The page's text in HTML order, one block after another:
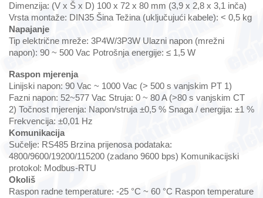
Dimenzija: (V x Š x D) 100 x 72 x 80 mm (3,9 x 2,8 x 3,1 inča)
Vrsta montaže: DIN35 Šina Težina (uključujući kabele): < 0,5 kg
Napajanje
Tip električne mreže: 3P4W/3P3W Ulazni napon (mrežni
napon): 90 ~ 500 Vac Potrošnja energije: ≤ 1,5 W
Raspon mjerenja
Linijski napon: 90 Vac ~ 1000 Vac (> 500 s vanjskim PT 1)
Fazni napon: 52~577 Vac Struja: 0 ~ 80 A (>80 s vanjskim CT
2) Točnost mjerenja: Napon/struja ±0,5 % Snaga / energija: ±1 %
Frekvencija: ±0,01 Hz
Komunikacija
Sučelje: RS485 Brzina prijenosa podataka:
4800/9600/19200/115200 (zadano 9600 bps) Komunikacijski
protokol: Modbus-RTU
Okoliš
Raspon radne temperature: -25 °C ~ 60 °C Raspon temperature